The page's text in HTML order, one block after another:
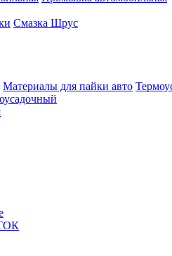
Смазка Шрус
Материалы для пайки авто